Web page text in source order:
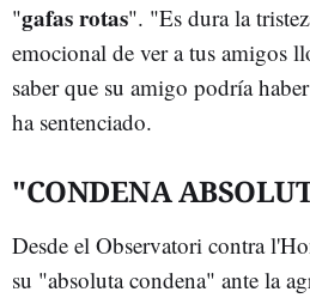
"gafas rotas". "Es dura la
emocional de ver a tus amigos
saber que su amigo podría
ha sentenciado.
"CONDENA
Desde el Observatori contra
su "absoluta condena" ante la